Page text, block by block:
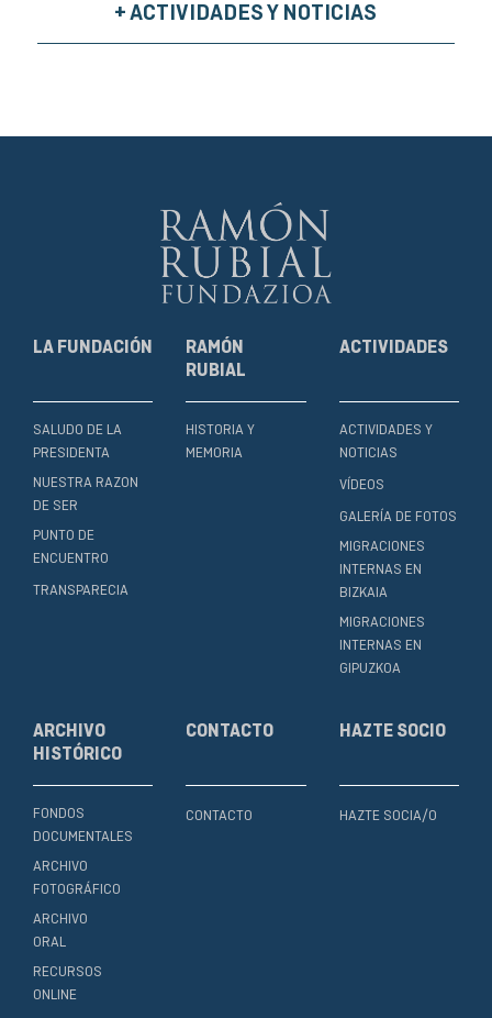
+ ACTIVIDADES Y NOTICIAS
LA FUNDACIÓN
SALUDO DE LA
PRESIDENTA
NUESTRA RAZON
DE SER
PUNTO DE
ENCUENTRO
TRANSPARECIA
RAMÓN
RUBIAL
HISTORIA Y
MEMORIA
ACTIVIDADES
ACTIVIDADES Y
NOTICIAS
VÍDEOS
GALERÍA DE FOTOS
MIGRACIONES
INTERNAS EN
BIZKAIA
MIGRACIONES
INTERNAS EN
GIPUZKOA
ARCHIVO
HISTÓRICO
FONDOS
DOCUMENTALES
ARCHIVO
FOTOGRÁFICO
ARCHIVO
ORAL
RECURSOS
ONLINE
CONTACTO
CONTACTO
HAZTE SOCIO
HAZTE SOCIA/O